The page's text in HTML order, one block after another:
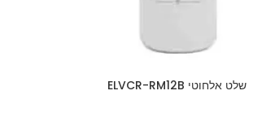
שלט אלחוטי ELVCR-RM12B